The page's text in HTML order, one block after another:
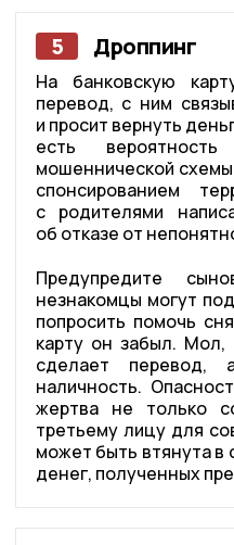
5 Дроппинг
На банковскую
перевод, с ним
и просит вернуть
есть
мошеннической
спонсированием
с родителями
об отказе от
Предупредите
незнакомцы могут
попросить помочь
карту он забыл. Мол,
сделает перевод,
наличность.
жертва не только
третьему лицу для
может быть втянута
денег, полученных